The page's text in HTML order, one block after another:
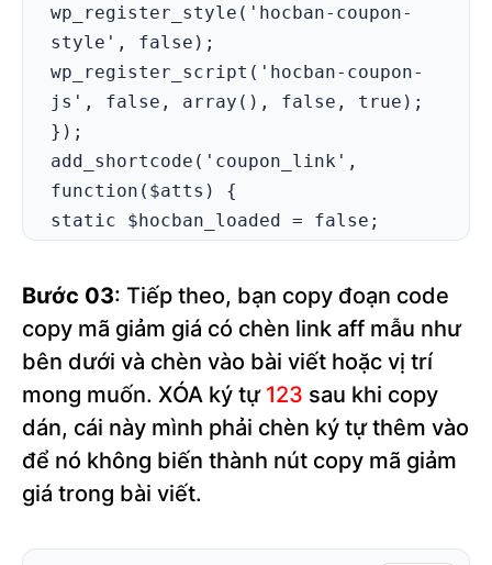
wp_register_style('hocban-coupon-
style', false);
wp_register_script('hocban-coupon-
js', false, array(), false, true);
});
add_shortcode('coupon_link',
function($atts) {
static $hocban_loaded = false;
'link' => 'https://hocban.vn',
'coupon' => 'HOCBAN'
), $atts, 'coupon_link');
if (!$hocban_loaded) {
wp_enqueue_style('hocban-coupon-
style');
wp_add_inline_style('hocban-coupon-
style', '
flex-direction: column; align-
Bước 03: Tiếp theo, bạn copy đoạn code
copy mã giảm giá có chèn link aff mẫu như
bên dưới và chèn vào bài viết hoặc vị trí
mong muốn. XÓA ký tự 123 sau khi copy
dán, cái này mình phải chèn ký tự thêm vào
để nó không biến thành nút copy mã giảm
giá trong bài viết.